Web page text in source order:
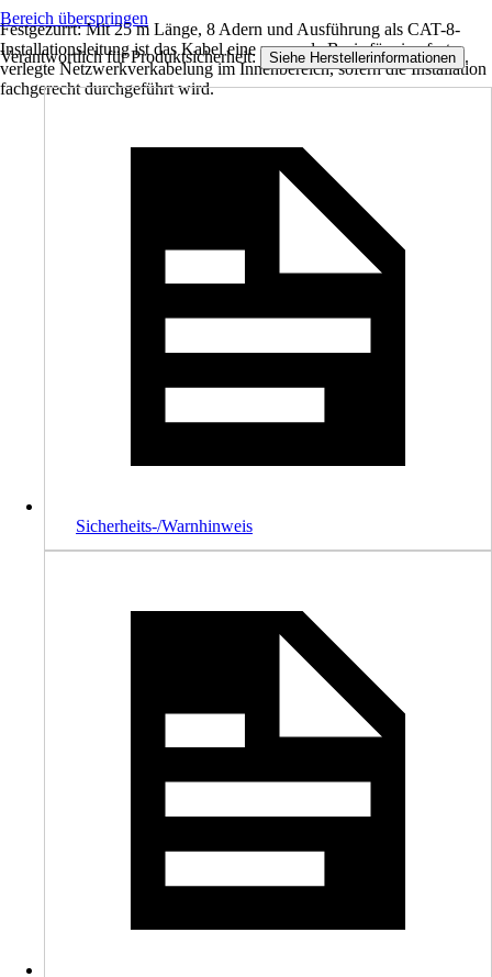
Festgezurrt: Mit 25 m Länge, 8 Adern und Ausführung als CAT-8-
Installationsleitung ist das Kabel eine passende Basis für eine fest
verlegte Netzwerkverkabelung im Innenbereich, sofern die Installation
fachgerecht durchgeführt wird.
Bereich überspringen
Verantwortlich für Produktsicherheit: Siehe Herstellerinformationen .
Sicherheits-/Warnhinweis